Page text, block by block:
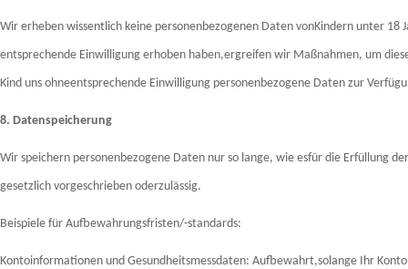
Wir erheben wissentlich keine personenbezogenen Daten vonKindern unter
entsprechende Einwilligung erhoben haben,ergreifen wir Maßnahmen, um
Kind uns ohneentsprechende Einwilligung personenbezogene Daten zur
8. Datenspeicherung
Wir speichern personenbezogene Daten nur so lange, wie esfür die Erfüllung
gesetzlich vorgeschrieben oderzulässig.
Beispiele für Aufbewahrungsfristen/-standards:
Kontoinformationen und Gesundheitsmessdaten: Aufbewahrt,solange Ihr